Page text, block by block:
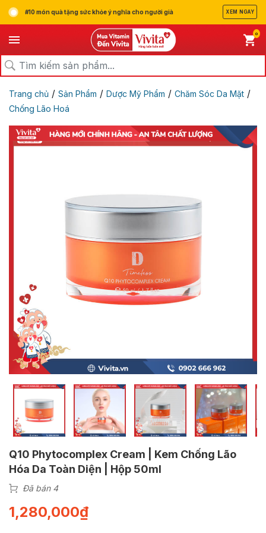
#10 món quà tặng sức khỏe ý nghĩa cho người già XEM NGAY
0
Trang chủ / Sản Phẩm / Dược Mỹ Phẩm / Chăm Sóc Da Mặt /
Chống Lão Hoá
Q10 Phytocomplex Cream | Kem Chống Lão
Hóa Da Toàn Diện | Hộp 50ml
Đã bán 4
1,280,000₫